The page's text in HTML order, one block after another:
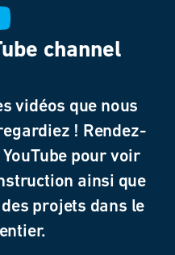
channel
vidéos que nous
! Rendez-
pour voir
ainsi que
projets dans le